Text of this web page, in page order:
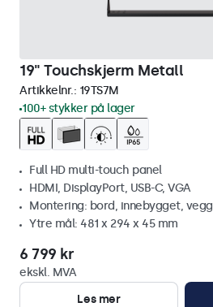
19" Touchskjerm Metall
Artikkelnr.: 19TS7M
100+ stykker på lager
Full HD multi-touch panel
HDMI, DisplayPort, USB-C, VGA
Montering: bord, innebygget, vegg
Ytre mål: 481 x 294 x 45 mm
6 799 kr
ekskl. MVA
Les mer